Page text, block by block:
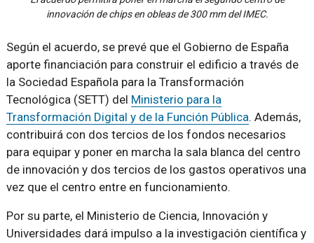
innovación de chips en obleas de 300 mm del IMEC.
Según el acuerdo, se prevé que el Gobierno de España
aporte financiación para construir el edificio a través de
la Sociedad Española para la Transformación
Tecnológica (SETT) del Ministerio para la
Transformación Digital y de la Función Pública. Además,
contribuirá con dos tercios de los fondos necesarios
para equipar y poner en marcha la sala blanca del centro
de innovación y dos tercios de los gastos operativos una
vez que el centro entre en funcionamiento.
Por su parte, el Ministerio de Ciencia, Innovación y
Universidades dará impulso a la investigación científica y